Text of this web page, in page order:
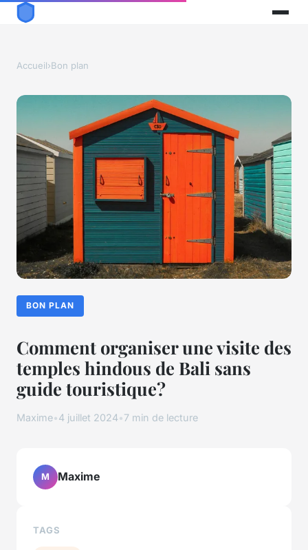
Accueil›Bon plan
BON PLAN
Comment organiser une visite des
temples hindous de Bali sans
guide touristique?
Maxime•4 juillet 2024•7 min de lecture
M Maxime
TAGS